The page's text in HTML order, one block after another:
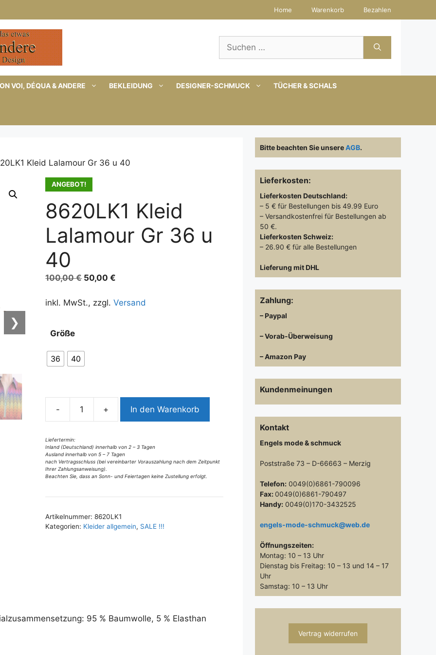
Home Warenkorb Bezahlen
Suchen
nach:
VOI, DÉQUA & ANDERE BEKLEIDUNG DESIGNER-SCHMUCK TÜCHER & SCHALS
Kleid Lalamour Gr 36 u 40
ANGEBOT!
❯
8620LK1 Kleid
Lalamour Gr 36 u
40
100,00€ Ursprünglicher
war:
50,00€
ist:
inkl. MwSt., zzgl.Versand
Größe
36 40
-
Lalamour
Gr
36
u
Menge
+ In den Warenkorb
Liefertermin:
Inland (Deutschland) innerhalb von 2 – 3 Tagen
Ausland innerhalb von 5 – 7 Tagen
nach Vertragsschluss (bei vereinbarter Vorauszahlung nach dem Zeitpunkt
Ihrer Zahlungsanweisung).
Beachten Sie, dass an Sonn- und Feiertagen keine Zustellung erfolgt.
t
e
a
i
v
e
:
Artikelnummer:8620LK1
Kategorien: Kleider allgemein, SALE !!!
95 % Baumwolle, 5 % Elasthan
Bitte beachten Sie unsereAGB.
Lieferkosten:
Lieferkosten Deutschland:
– 5 € für Bestellungen bis 49.99 Euro
– Versandkostenfrei für Bestellungen ab
50 €.
Lieferkosten Schweiz:
– 26.90 € für alle Bestellungen
Lieferung mit DHL
Zahlung:
– Paypal
– Vorab-Überweisung
– Amazon Pay
Kundenmeinungen
Kontakt
Engels mode & schmuck
Poststraße 73 – D-66663 – Merzig
Telefon: 0049(0)6861-790096
Fax: 0049(0)6861-790497
Handy: 0049(0)170-3432525
engels-mode-schmuck@web.de
Öffnungszeiten:
Montag: 10 – 13 Uhr
Dienstag bis Freitag: 10 – 13 und 14 – 17
Uhr
Samstag: 10 – 13 Uhr
Vertrag widerrufen